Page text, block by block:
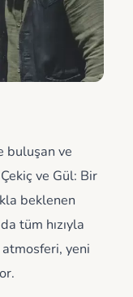
buluşan ve
ve Gül: Bir
beklenen
tüm hızıyla
yeni